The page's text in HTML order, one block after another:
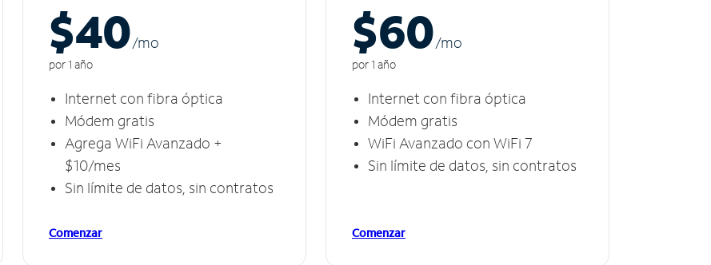
$40/mo
por 1 año
Internet con fibra óptica
Módem gratis
Agrega WiFi Avanzado +
$10/mes
Sin límite de datos, sin contratos
Comenzar
$60/mo
por 1 año
Internet con fibra óptica
Módem gratis
WiFi Avanzado con WiFi 7
Sin límite de datos, sin contratos
Comenzar